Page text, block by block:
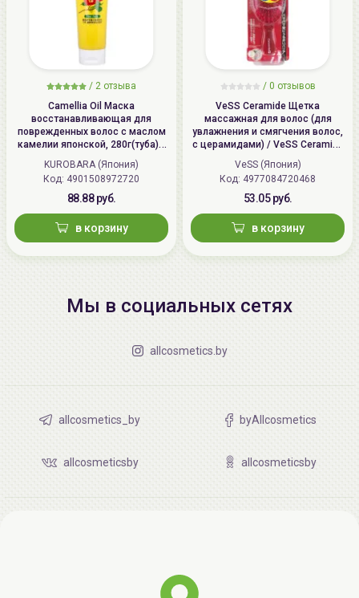
/ 2 отзыва
Camellia Oil Маска
восстанавливающая для
поврежденных волос с маслом
камелии японской, 280г(туба) /
KUROBARA Camellia Oil Hair Pack
KUROBARA (Япония)
Код: 4901508972720
88.88 руб.
в корзину
/ 0 отзывов
VeSS Ceramide Щетка
массажная для волос (для
увлажнения и смягчения волос,
с церамидами) / VeSS Ceramide
Brush, CRM-500
VeSS (Япония)
Код: 4977084720468
53.05 руб.
в корзину
Мы в социальных сетях
allcosmetics.by
allcosmetics_by byAllcosmetics
allcosmeticsby allcosmeticsby